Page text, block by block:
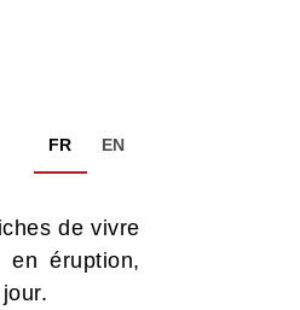
FR EN
de vivre
éruption,